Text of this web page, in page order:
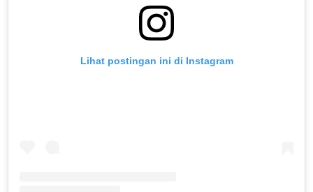
Lihat postingan ini di Instagram